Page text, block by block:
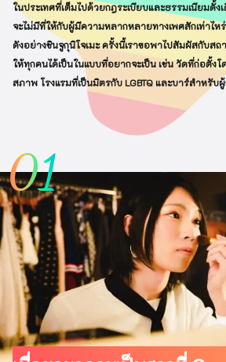
ในประเทศที่เต็มไปด้วยกฎระเบียบและธรรมเนียมดั้
จะไม่มีที่ให้กับผู้มีความหลากหลายทางเพศสักเท่าไ
ดังอย่างชินจูกุนิโจเมะ ครั้งนี้เราขอพาไปสัมผัสกับส
ให้ทุกคนได้เป็นในแบบที่อยากจะเป็น เช่น วัดที่ก่อตั้ง
สภาพ โรงแรมที่เป็นมิตรกับ LGBTQ และบาร์สำหรั
01